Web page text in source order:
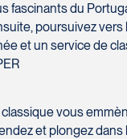
du
poursuivez
et un service de
vous
et plongez dans